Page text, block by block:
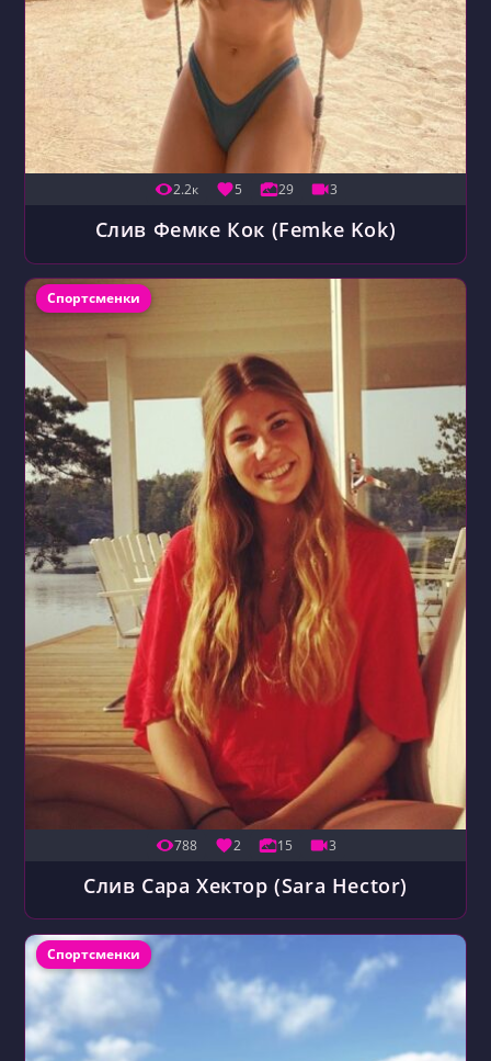
2.2к 5 29 3
Слив Фемке Кок (Femke Kok)
788 2 15 3
Слив Сара Хектор (Sara Hector)
Рубрика записи:
Спортсменки
Рубрика записи:
Спортсменки